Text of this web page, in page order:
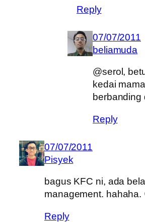
Reply
07/07/2011
beliamuda
@serol,
kedai
berbanding
Reply
07/07/2011
Pisyek
bagus KFC ni, ada
management. hahaha.
Reply